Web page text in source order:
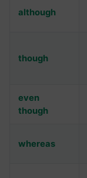
although
though
even
though
whereas